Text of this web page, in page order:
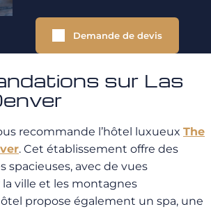
Demande de devis
sur Las
recommande l’hôtel luxueux The
. Cet établissement offre des
spacieuses, avec de vues
ville et les montagnes
propose également un spa, une